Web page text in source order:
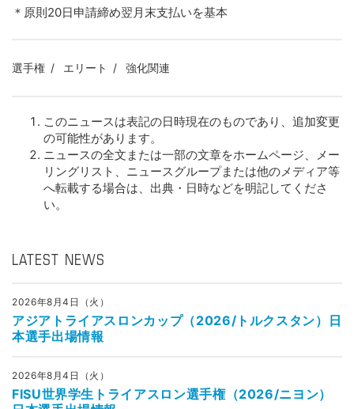
＊原則20日申請締め翌月末支払いを基本
選手権 エリート 強化関連
このニュースは表記の日時現在のものであり、追加変更
の可能性があります。
ニュースの全文または一部の文章をホームページ、メー
リングリスト、ニュースグループまたは他のメディア等
へ転載する場合は、出典・日時などを明記してくださ
い。
LATEST NEWS
2026年8月4日（火）
アジアトライアスロンカップ（2026/トルクスタン）日
本選手出場情報
2026年8月4日（火）
FISU世界学生トライアスロン選手権（2026/ニヨン）